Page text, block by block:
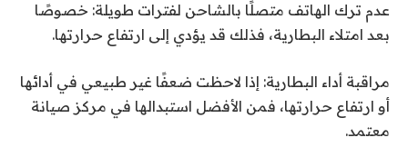
عدم ترك الهاتف متصلًا بالشاحن لفترات طويلة: خصوصًا
بعد امتلاء البطارية، فذلك قد يؤدي إلى ارتفاع حرارتها.
مراقبة أداء البطارية: إذا لاحظت ضعفًا غير طبيعي في أدائها
أو ارتفاع حرارتها، فمن الأفضل استبدالها في مركز صيانة
معتمد.